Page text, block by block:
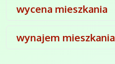
wycena mieszkania
wynajem mieszkania